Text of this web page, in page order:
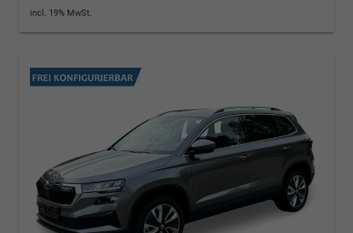
incl. 19% MwSt.